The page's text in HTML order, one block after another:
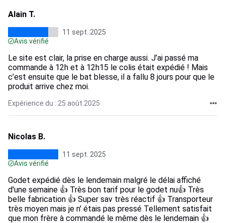
Alain T.
11 sept. 2025
Avis vérifié
Le site est clair, la prise en charge aussi. J’ai passé ma
commande à 12h et à 12h15 le colis était expédié ! Mais
c’est ensuite que le bat blesse, il a fallu 8 jours pour que le
produit arrive chez moi.
Expérience du : 25 août 2025
Nicolas B.
11 sept. 2025
Avis vérifié
Godet expédié dès le lendemain malgré le délai affiché
d'une semaine 👍 Très bon tarif pour le godet nu👍 Très
belle fabrication 👍 Super sav très réactif 👍 Transporteur
très moyen mais je n' étais pas pressé Tellement satisfait
que mon frère à commandé le même dès le lendemain 👍